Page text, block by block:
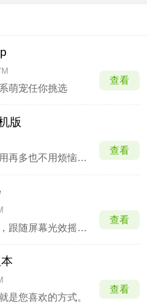
萌宠任你挑选
查看
版
智能分类，应用再多也不用烦恼布局
查看
将音乐可视化，跟随屏幕光效摇晃起来
查看
是您喜欢的方式。
查看